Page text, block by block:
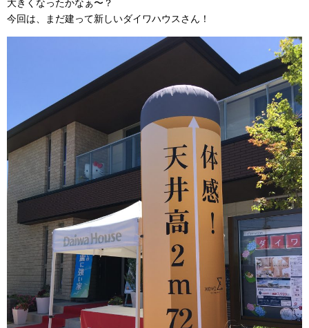
大きくなったかなぁ〜？
今回は、まだ建って新しいダイワハウスさん！